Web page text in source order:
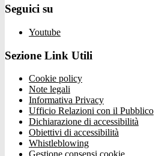
Seguici su
Youtube
Sezione Link Utili
Cookie policy
Note legali
Informativa Privacy
Ufficio Relazioni con il Pubblico
Dichiarazione di accessibilità
Obiettivi di accessibilità
Whistleblowing